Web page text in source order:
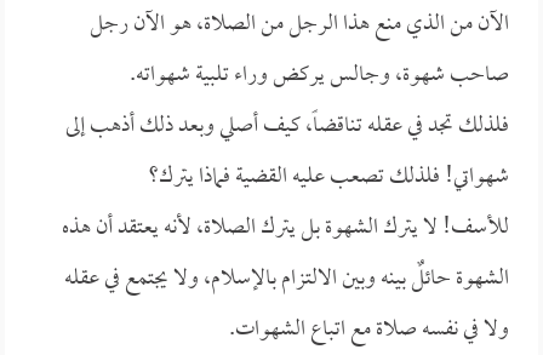
الآن من الذي منع هذا الرجل من الصلاة، هو الآن رجل
صاحب شهوة، وجالس يركض وراء تلبية شهواته.
فلذلك تجد في عقله تناقضاً، كيف أصلي وبعد ذلك أذهب إلى
شهواتي! فلذلك تصعب عليه القضية فماذا يترك؟
للأسف! لا يترك الشهوة بل يترك الصلاة، لأنه يعتقد أن هذه
الشهوة حائلٌ بينه وبين الالتزام بالإسلام، ولا يجتمع في عقله
ولا في نفسه صلاة مع اتباع الشهوات.